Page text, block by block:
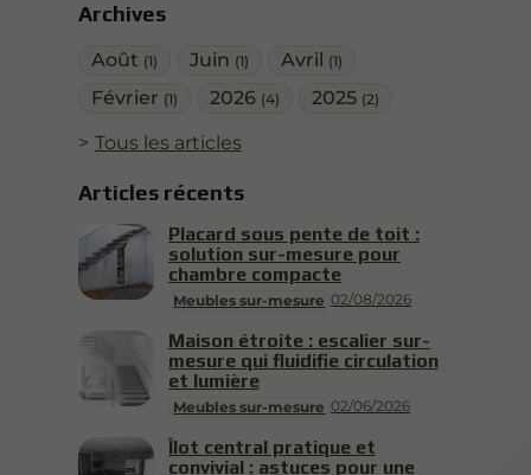
Archives
Août (1) Juin (1) Avril (1)
Février (1) 2026 (4) 2025 (2)
Tous les articles
Articles récents
Meubles sur-mesure 02/08/2026
Placard sous pente de toit :
solution sur-mesure pour
chambre compacte
Meubles sur-mesure 02/06/2026
Maison étroite : escalier sur-
mesure qui fluidifie circulation
et lumière
Îlot central pratique et
convivial : astuces pour une